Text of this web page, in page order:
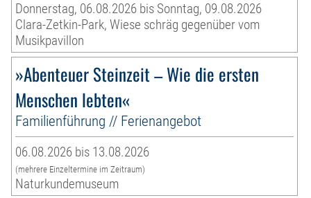
Donnerstag, 06.08.2026 bis Sonntag, 09.08.2026
Clara-Zetkin-Park, Wiese schräg gegenüber vom
Musikpavillon
»Abenteuer Steinzeit – Wie die ersten
Menschen lebten«
Familienführung // Ferienangebot
06.08.2026 bis 13.08.2026
(mehrere Einzeltermine im Zeitraum)
Naturkundemuseum